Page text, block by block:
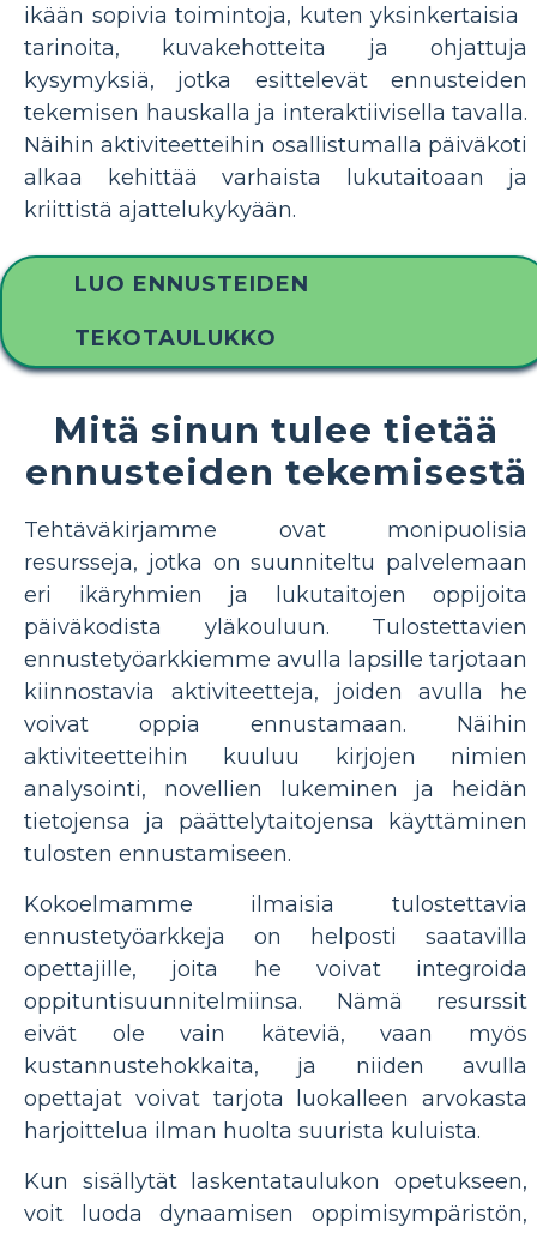
ikään sopivia toimintoja, kuten yksinkertaisia ​​
tarinoita, kuvakehotteita ja ohjattuja
kysymyksiä, jotka esittelevät ennusteiden
tekemisen hauskalla ja interaktiivisella tavalla.
Näihin aktiviteetteihin osallistumalla päiväkoti
alkaa kehittää varhaista lukutaitoaan ja
kriittistä ajattelukykyään.
LUO ENNUSTEIDEN
TEKOTAULUKKO
Mitä sinun tulee tietää
ennusteiden tekemisestä
Tehtäväkirjamme ovat monipuolisia
resursseja, jotka on suunniteltu palvelemaan
eri ikäryhmien ja lukutaitojen oppijoita
päiväkodista yläkouluun. Tulostettavien
ennustetyöarkkiemme avulla lapsille tarjotaan
kiinnostavia aktiviteetteja, joiden avulla he
voivat oppia ennustamaan. Näihin
aktiviteetteihin kuuluu kirjojen nimien
analysointi, novellien lukeminen ja heidän
tietojensa ja päättelytaitojensa käyttäminen
tulosten ennustamiseen.
Kokoelmamme ilmaisia ​​tulostettavia
ennustetyöarkkeja on helposti saatavilla
opettajille, joita he voivat integroida
oppituntisuunnitelmiinsa. Nämä resurssit
eivät ole vain käteviä, vaan myös
kustannustehokkaita, ja niiden avulla
opettajat voivat tarjota luokalleen arvokasta
harjoittelua ilman huolta suurista kuluista.
Kun sisällytät laskentataulukon opetukseen,
voit luoda dynaamisen oppimisympäristön,